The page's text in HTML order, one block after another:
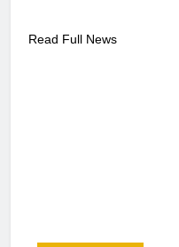
Read Full News